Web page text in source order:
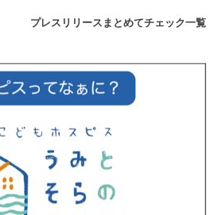
プレスリリースまとめてチェック一覧